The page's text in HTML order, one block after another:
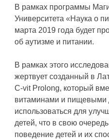
В рамках программы
Университета «Наука о
марта 2019 года будет
об аутизме и питании.
В рамках этого
жертвует созданный в
C-vit Prolong, который
витаминами и пищевыми
использоваться для
детей, что в свою
поведение детей и их